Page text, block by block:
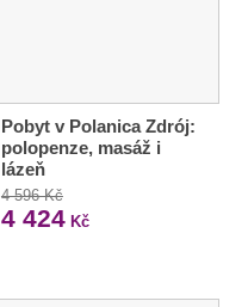
Pobyt v Polanica Zdrój:
polopenze, masáž i
lázeň
4 596 Kč
4 424Kč